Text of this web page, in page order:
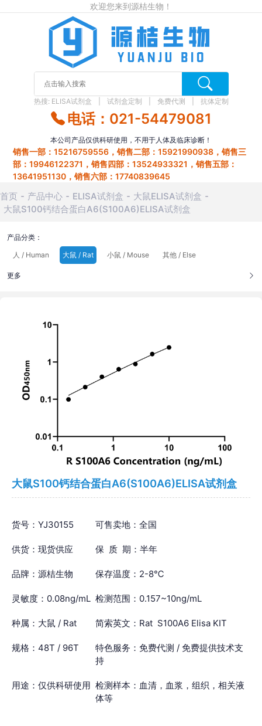
欢迎您来到源桔生物！
热搜: ELISA试剂盒 试剂盒定制 免费代测 抗体定制
电话：021-54479081
本公司产品仅供科研使用，不用于人体及临床诊断！
销售一部：15216759556，销售二部：15921990938，销售三
部：19946122371，销售四部：13524933321，销售五部：
13641951130，销售六部：17740839645
首页 产品中心 ELISA试剂盒
大鼠ELISA试剂盒
大鼠S100钙结合蛋白A6(S100A6)ELISA试剂盒
产品分类：
人 / Human
大鼠 / Rat 小鼠 / Mouse 其他 / Else
更多
大鼠S100钙结合蛋白A6(S100A6)ELISA试剂盒
货号：YJ30155 可售卖地：全国
供货：现货供应 保 质 期：半年
品牌：源桔生物 保存温度：2-8℃
灵敏度：0.08ng/mL 检测范围：0.157~10ng/mL
种属：大鼠 / Rat 简索英文：Rat S100A6 Elisa KIT
规格：48T / 96T
特色服务：免费代测 / 免费提供技术支
持
用途：仅供科研使用 检测样本：血清，血浆，组织，相关液
体等